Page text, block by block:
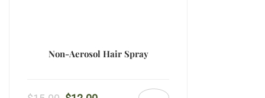
Non-Aerosol Hair Spray